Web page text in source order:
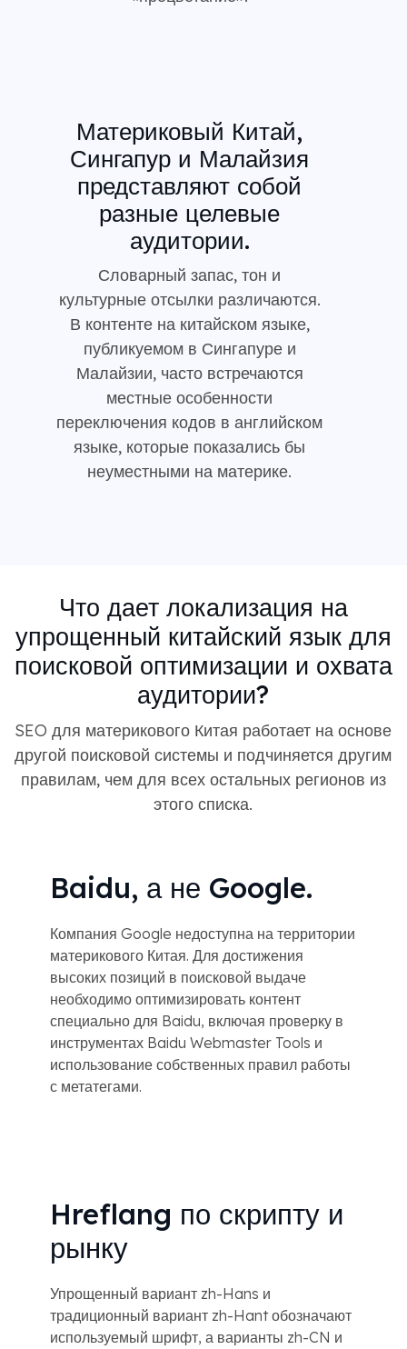
Материковый Китай,
Сингапур и Малайзия
представляют собой
разные целевые
аудитории.
Словарный запас, тон и
культурные отсылки различаются.
В контенте на китайском языке,
публикуемом в Сингапуре и
Малайзии, часто встречаются
местные особенности
переключения кодов в английском
языке, которые показались бы
неуместными на материке.
Что дает локализация на
упрощенный китайский язык для
поисковой оптимизации и охвата
аудитории?
SEO для материкового Китая работает на основе
другой поисковой системы и подчиняется другим
правилам, чем для всех остальных регионов из
этого списка.
Baidu, а не Google.
Компания Google недоступна на территории
материкового Китая. Для достижения
высоких позиций в поисковой выдаче
необходимо оптимизировать контент
специально для Baidu, включая проверку в
инструментах Baidu Webmaster Tools и
использование собственных правил работы
с метатегами.
Hreflang по скрипту и
рынку
Упрощенный вариант zh-Hans и
традиционный вариант zh-Hant обозначают
используемый шрифт, а варианты zh-CN и